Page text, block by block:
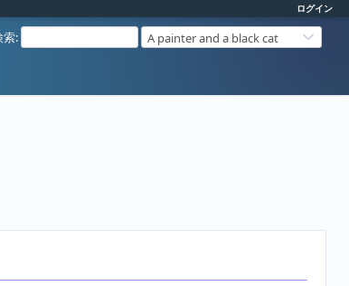
ログイン
索: A painter and a black cat